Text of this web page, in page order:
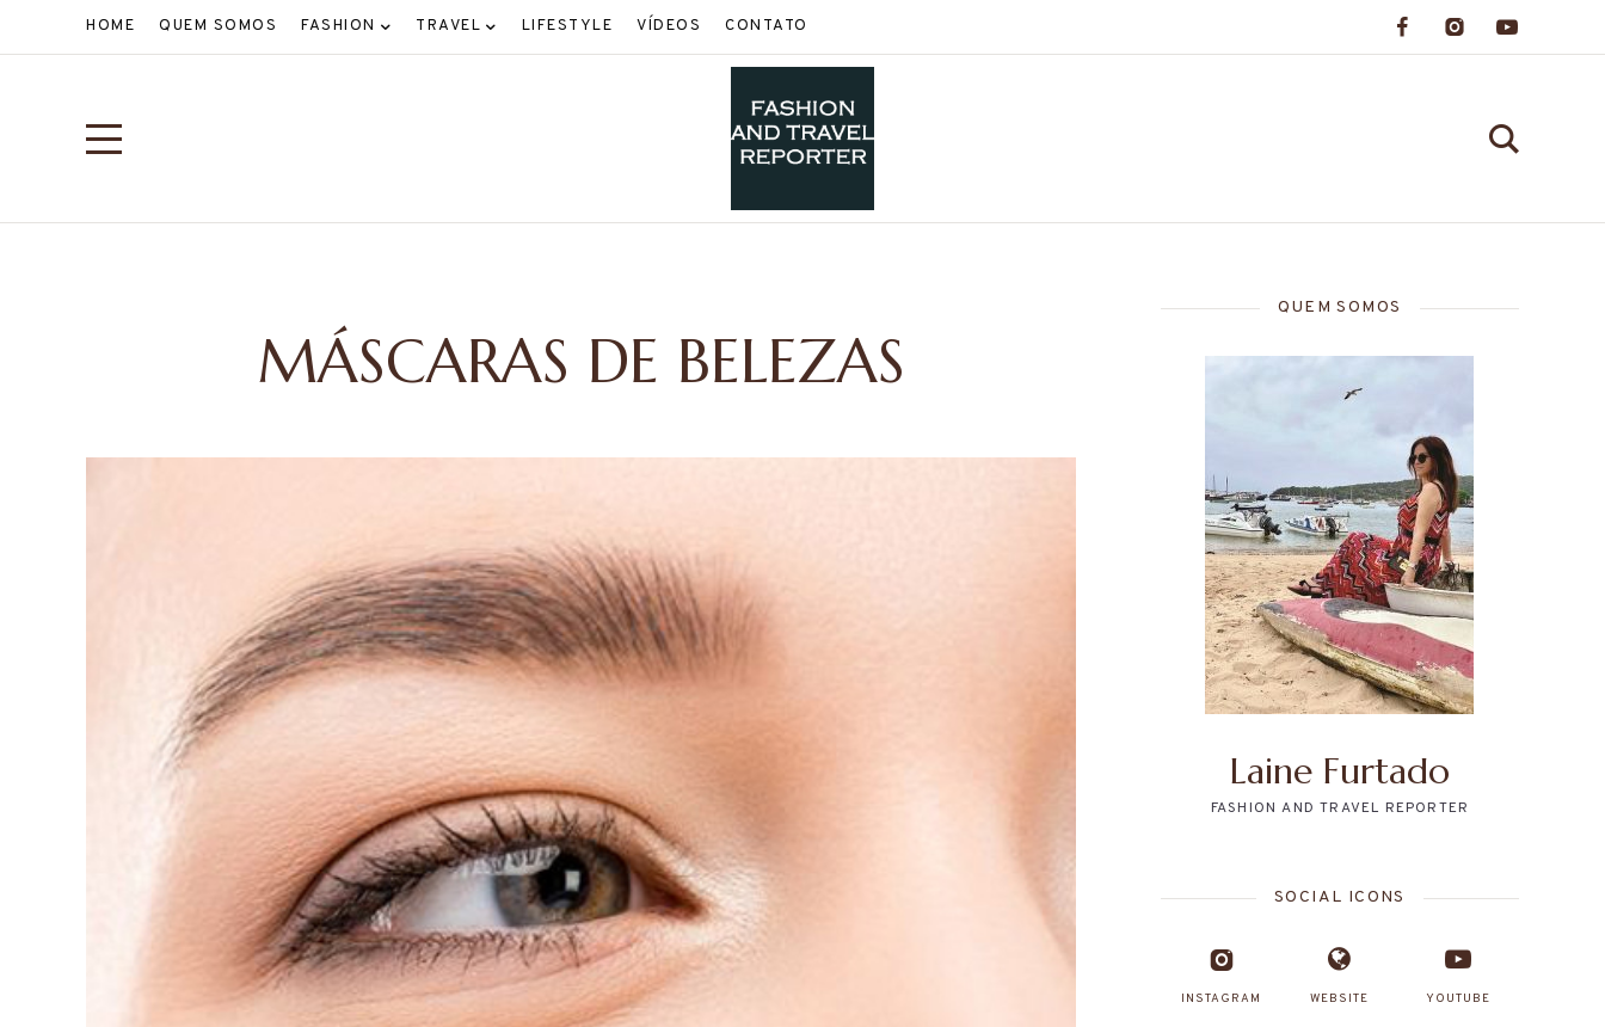
HOME QUEM SOMOS FASHION TRAVEL LIFESTYLE VÍDEOS CONTATO
MÁSCARAS DE BELEZAS
QUEM SOMOS
Laine Furtado
FASHION AND TRAVEL REPORTER
SOCIAL ICONS
INSTAGRAM WEBSITE YOUTUBE